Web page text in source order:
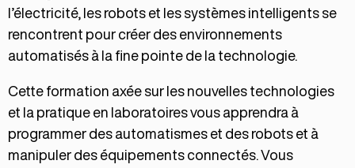
l’électricité, les robots et les systèmes intelligents se
rencontrent pour créer des environnements
automatisés à la fine pointe de la technologie.
Cette formation axée sur les nouvelles technologies
et la pratique en laboratoires vous apprendra à
programmer des automatismes et des robots et à
manipuler des équipements connectés. Vous